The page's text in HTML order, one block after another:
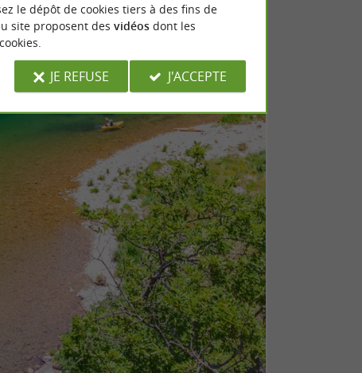
le dépôt de cookies tiers à des fins de
site proposent des vidéosdont les
JE REFUSE J'ACCEPTE